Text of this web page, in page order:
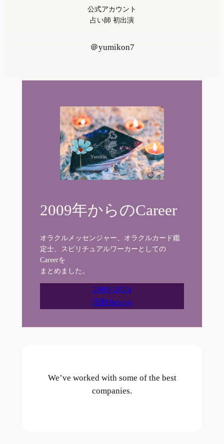
公式アカウント
占い師 初出演
＠yumikon7
2009年からのCareer
オラクルメッセンジャー、オラクルカード鑑
定士、スピリチュアルワーカーとしての
Careerを
まとめました。
2009-2024
活動Report
We’ve worked with some of the best
companies.